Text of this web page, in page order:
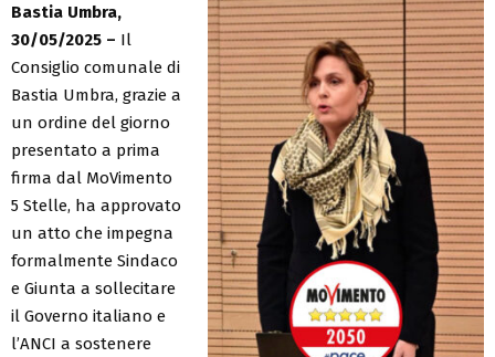
Bastia Umbra,
30/05/2025 – Il
Consiglio comunale di
Bastia Umbra, grazie a
un ordine del giorno
presentato a prima
firma dal MoVimento
5 Stelle, ha approvato
un atto che impegna
formalmente Sindaco
e Giunta a sollecitare
il Governo italiano e
l’ANCI a sostenere